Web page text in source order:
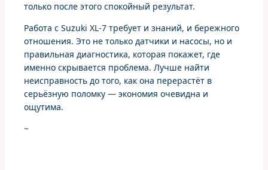
только после этого спокойный результат.
Работа с Suzuki XL-7 требует и знаний, и бережного
отношения. Это не только датчики и насосы, но и
правильная диагностика, которая покажет, где
именно скрывается проблема. Лучше найти
неисправность до того, как она перерастёт в
серьёзную поломку — экономия очевидна и
ощутима.
~